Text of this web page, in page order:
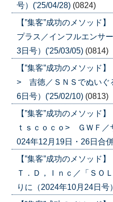
号）('25/04/28) (0824)
【”集客”成功のメソッ
プラス／インフルエンサ
3日号）('25/03/05) (0814)
【”集客”成功のメソッド
> 吉徳／ＳＮＳでぬいぐ
6日号）('25/02/10) (0813)
【”集客”成功のメソッ
ｔｓｃｏｃｏ> ＧＷＦ／
024年12月19日・26日合
【”集客”成功のメソッ
Ｔ．Ｄ，Ｉｎｃ／「ＳＯ
りに（2024年10月24日号